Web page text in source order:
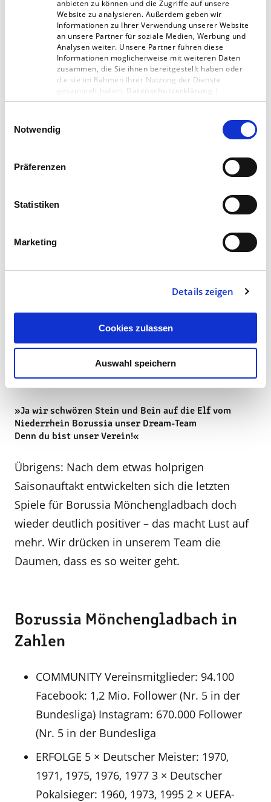
anbieten zu können und die Zugriffe auf unsere
Website zu analysieren. Außerdem geben wir
Informationen zu Ihrer Verwendung unserer Website
an unsere Partner für soziale Medien, Werbung und
Analysen weiter. Unsere Partner führen diese
Informationen möglicherweise mit weiteren Daten
zusammen, die Sie ihnen bereitgestellt haben oder
die sie im Rahmen Ihrer Nutzung der Dienste
gesammelt haben. Datenschutzerklärung
Impressum
Notwendig
Präferenzen
Statistiken
Marketing
Details zeigen
Cookies zulassen
Auswahl speichern
und matt: »Es erscheint noch hochwertiger und
steigert somit die Gesamtqualität des
Produktes«, bewertet Philipp Schnitzler die
Entscheidung.
In die Weite Welt hinaus
Das FohlenEcho erscheint achtmal im Jahr mit
gesamte Bundesgebiet und ins Ausland
auf allen drei Druckmaschinen von Schaffrath,
Zehntausende Gladbachfans versendet wird,
vom Niederrhein«:
»Ja wir schwören Stein und Bein auf die Elf vom
Niederrhein Borussia unser Dream-Team
Denn du bist unser Verein!«
Übrigens: Nach dem etwas holprigen
Saisonauftakt entwickelten sich die letzten
Spiele für Borussia Mönchengladbach doch
wieder deutlich positiver – das macht Lust auf
mehr. Wir drücken in unserem Team die
Daumen, dass es so weiter geht.
Borussia Mönchengladbach in
Zahlen
COMMUNITY Vereinsmitglieder: 94.100
Facebook: 1,2 Mio. Follower (Nr. 5 in der
Bundesliga) Instagram: 670.000 Follower
(Nr. 5 in der Bundesliga
ERFOLGE 5 × Deutscher Meister: 1970,
1971, 1975, 1976, 1977 3 × Deutscher
Pokalsieger: 1960, 1973, 1995 2 × UEFA-